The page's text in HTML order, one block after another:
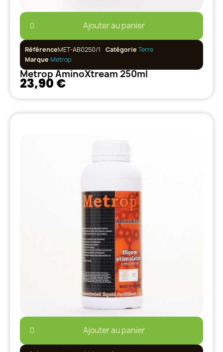
Ajouter au panier
RéférenceMET-AB0250/1 Catégorie Terre
Marque Metrop
Metrop AminoXtream 250ml
23,90 €
Ajouter au panier